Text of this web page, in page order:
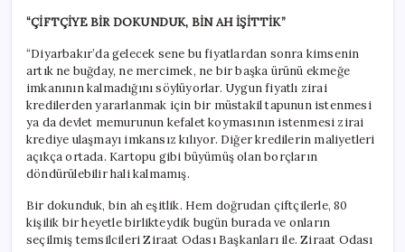
“ÇİFTÇİYE BİR DOKUNDUK, BİN AH İŞİTTİK”
“Diyarbakır’da gelecek sene bu fiyatlardan sonra kimsenin
artık ne buğday, ne mercimek, ne bir başka ürünü ekmeğe
imkanının kalmadığını söylüyorlar. Uygun fiyatlı zirai
kredilerden yararlanmak için bir müstakil tapunun istenmesi
ya da devlet memurunun kefalet koymasının istenmesi zirai
krediye ulaşmayı imkansız kılıyor. Diğer kredilerin maliyetleri
açıkça ortada. Kartopu gibi büyümüş olan borçların
döndürülebilir hali kalmamış.
Bir dokunduk, bin ah eşitlik. Hem doğrudan çiftçilerle, 80
kişilik bir heyetle birlikteydik bugün burada ve onların
seçilmiş temsilcileri Ziraat Odası Başkanları ile. Ziraat Odası